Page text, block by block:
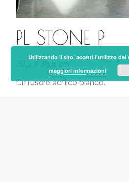
PL STONE P
Diffusore acrilico bianco.
Utilizzando il sito, accetti l'utilizzo dei
maggiori informazioni